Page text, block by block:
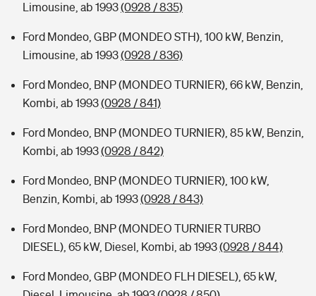
Limousine, ab 1993(0928 / 835)
Ford Mondeo, GBP (MONDEO STH), 100 kW, Benzin,
Limousine, ab 1993(0928 / 836)
Ford Mondeo, BNP (MONDEO TURNIER), 66 kW, Benzin,
Kombi, ab 1993(0928 / 841)
Ford Mondeo, BNP (MONDEO TURNIER), 85 kW, Benzin,
Kombi, ab 1993(0928 / 842)
Ford Mondeo, BNP (MONDEO TURNIER), 100 kW,
Benzin, Kombi, ab 1993(0928 / 843)
Ford Mondeo, BNP (MONDEO TURNIER TURBO
DIESEL), 65 kW, Diesel, Kombi, ab 1993(0928 / 844)
Ford Mondeo, GBP (MONDEO FLH DIESEL), 65 kW,